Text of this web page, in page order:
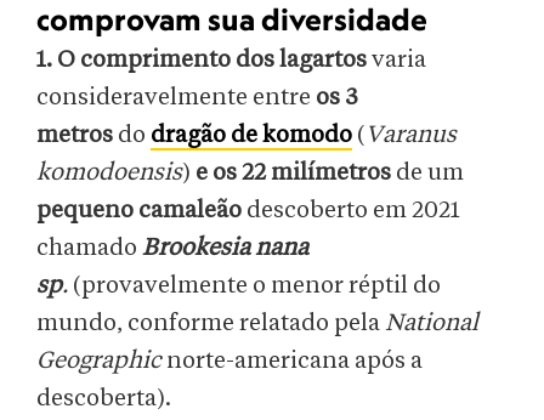
comprovam sua diversidade
1. O comprimento dos lagartosvaria
consideravelmente entre os 3
metros do dragão de komodo ( Varanus
komodoensis) e os 22 milímetros de um
pequeno camaleão descoberto em 2021
chamado Brookesia nana
sp. (provavelmente o menor réptil do
mundo, conforme relatado pelaNational
Geographicnorte-americana após a
descoberta).